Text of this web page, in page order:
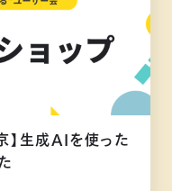
】生成AIを使った